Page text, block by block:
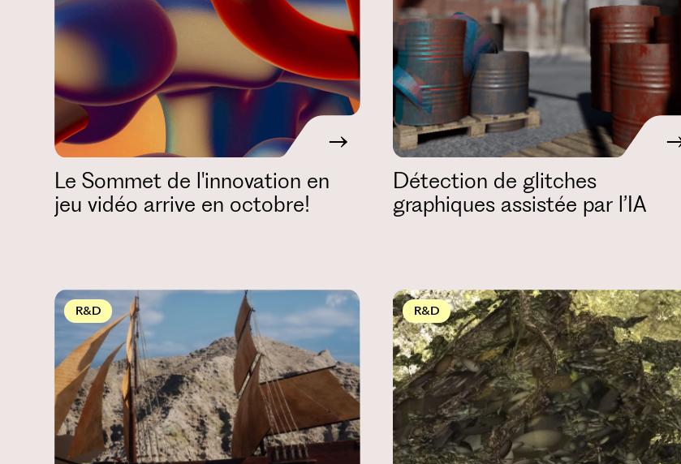
Le Sommet de l'innovation en
jeu vidéo arrive en octobre!
Détection de glitches
graphiques assistée par l’IA
R&D R&D